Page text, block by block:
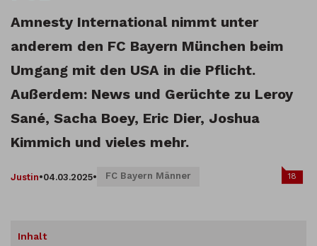
Amnesty International nimmt unter
anderem den FC Bayern München beim
Umgang mit den USA in die Pflicht.
Außerdem: News und Gerüchte zu Leroy
Sané, Sacha Boey, Eric Dier, Joshua
Kimmich und vieles mehr.
Justin•04.03.2025• FC Bayern Männer 18
Inhalt